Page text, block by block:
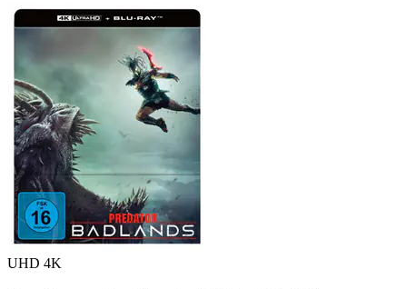
UHD 4K